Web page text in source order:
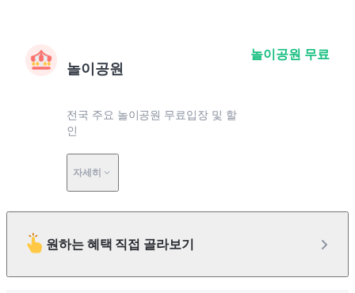
놀이공원
전국 주요 놀이공원 무료입장 및 할
인
자세히
놀이공원 무료
원하는 혜택 직접 골라보기